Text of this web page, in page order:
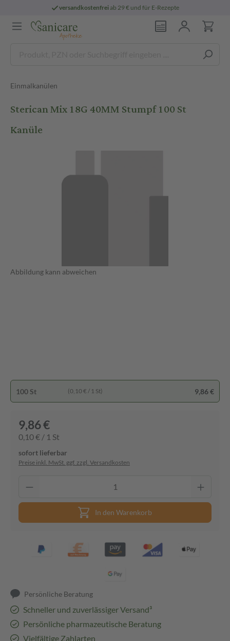
versandkostenfreiab 29 € und für E-Rezepte
Einmalkanülen
Sterican Mix 18G 40MM Stumpf 100 St
Kanüle
Abbildung kann abweichen
100 St (0,10 € / 1 St) 9,86 €
9,86 €
0,10 € / 1 St
sofort lieferbar
Preise inkl. MwSt. ggf. zzgl. Versandkosten
In den Warenkorb
Persönliche Beratung
Schneller und zuverlässiger Versand³
Persönliche pharmazeutische Beratung
Vielfältige Zahlarten